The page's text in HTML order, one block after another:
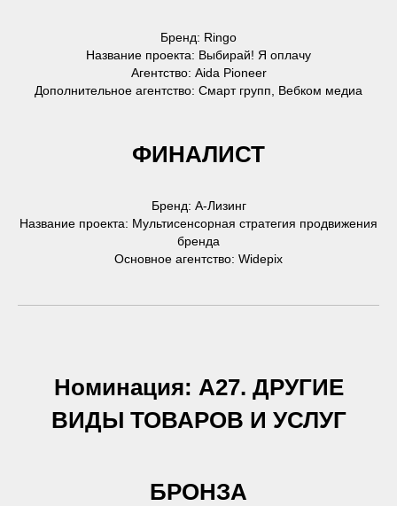
Бренд: Ringo
Название проекта: Выбирай! Я оплачу
Агентство: Aida Pioneer
Дополнительное агентство: Смарт групп, Вебком медиа
ФИНАЛИСТ
Бренд: А-Лизинг
Название проекта: Мультисенсорная стратегия продвижения
бренда
Основное агентство: Widepix
Номинация: А27. ДРУГИЕ
ВИДЫ ТОВАРОВ И УСЛУГ
БРОНЗА